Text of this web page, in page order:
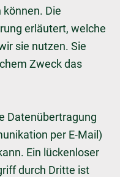
Die
erläutert, welche
sie nutzen. Sie
Zweck das
Datenübertragung
per E-Mail)
Ein lückenloser
durch Dritte ist